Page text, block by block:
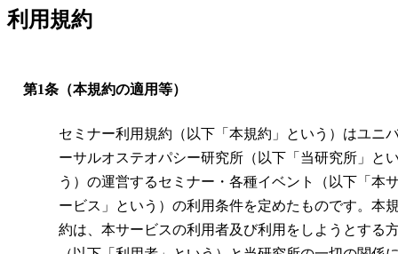
利用規約
第1条（本規約の適用等）
セミナー利用規約（以下「本規約」という）はユニ
ーサルオステオパシー研究所（以下「当研究所」と
う）の運営するセミナー・各種イベント（以下「本
ービス」という）の利用条件を定めたものです。本
約は、本サービスの利用者及び利用をしようとする